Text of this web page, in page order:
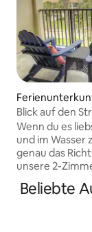
ustine Beach
Blick auf den
im 2. und 3.
Wenn du es
und im Wasser
genau das Richtige
unsere 2-
Quadratfuß
mit Blick auf
Balkonen im
Beliebte